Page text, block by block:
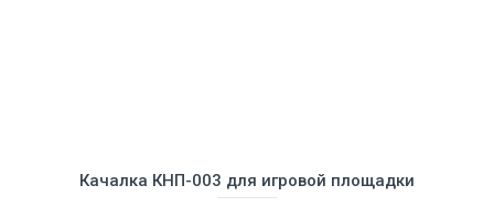
Качалка КНП-003 для игровой площадки